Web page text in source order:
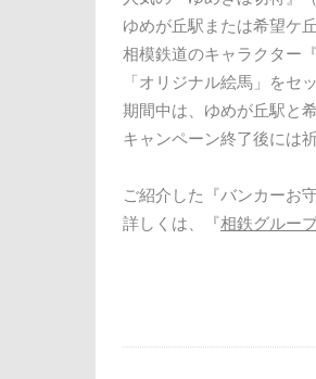
ゆめが丘駅または希望ケ
相模鉄道のキャラクター
「オリジナル絵馬」をセ
期間中は、ゆめが丘駅と
キャンペーン終了後には
ご紹介した『バンカーお
詳しくは、『相鉄グルー